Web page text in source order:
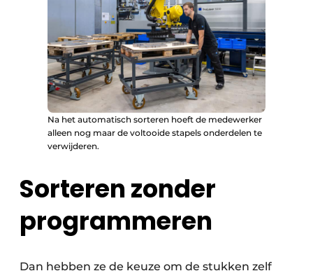
Na het automatisch sorteren hoeft de medewerker
alleen nog maar de voltooide stapels onderdelen te
verwijderen.
Sorteren zonder
programmeren
Dan hebben ze de keuze om de stukken zelf